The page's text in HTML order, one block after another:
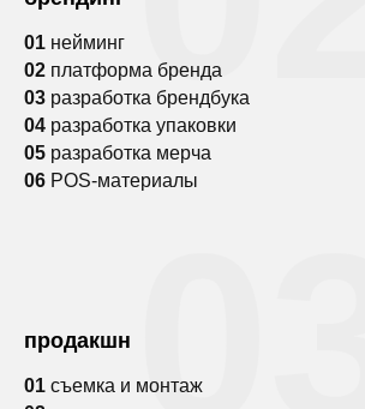
01 нейминг
02 платформа бренда
03 разработка брендбука
04 разработка упаковки
05 разработка мерча
06 POS-материалы
продакшн
01 съемка и монтаж03